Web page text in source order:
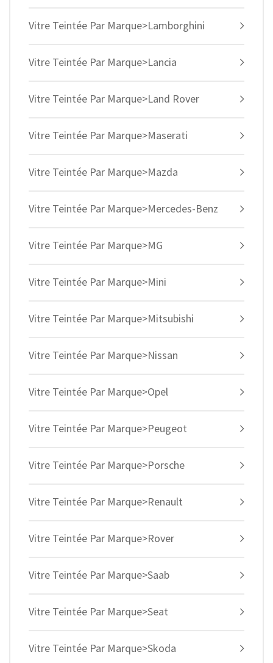
Vitre Teintée Par Marque>Lamborghini
Vitre Teintée Par Marque>Lancia
Vitre Teintée Par Marque>Land Rover
Vitre Teintée Par Marque>Maserati
Vitre Teintée Par Marque>Mazda
Vitre Teintée Par Marque>Mercedes-Benz
Vitre Teintée Par Marque>MG
Vitre Teintée Par Marque>Mini
Vitre Teintée Par Marque>Mitsubishi
Vitre Teintée Par Marque>Nissan
Vitre Teintée Par Marque>Opel
Vitre Teintée Par Marque>Peugeot
Vitre Teintée Par Marque>Porsche
Vitre Teintée Par Marque>Renault
Vitre Teintée Par Marque>Rover
Vitre Teintée Par Marque>Saab
Vitre Teintée Par Marque>Seat
Vitre Teintée Par Marque>Skoda